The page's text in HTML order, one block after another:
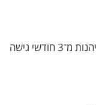
רוכשי מכשיר מסדרת Xiaomi 17T זכאים ליהנות מ־3 חודשי גישה